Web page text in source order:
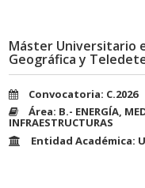
Máster Universitario
Geográfica y
Convocatoria: C.2026
Área: B.- ENERGÍA,
INFRAESTRUCTURAS
Entidad Académica: